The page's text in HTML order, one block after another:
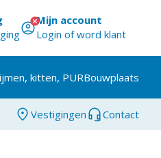
Mijn account
Login of word klant
kitten, PURBouwplaats
Vestigingen Contact